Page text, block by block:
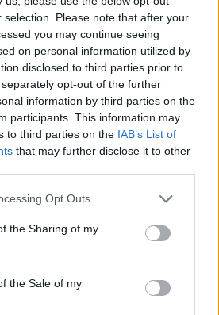
Please note that after your
you may continue seeing
on personal information utilized by
disclosed to third parties prior to
opt-out of the further
information by third parties on the
participants. This information may
to third parties on the IAB’s List of
that may further disclose it to other
Opt Outs
the Sharing of my
the Sale of my
Kolari
Muonio
Pello
Posio
Salla
Savukoski
Tervola
Tornio
Orimattila